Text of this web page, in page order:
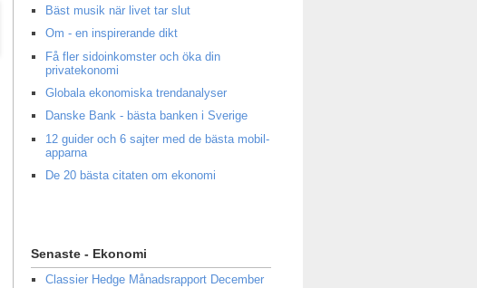
Bäst musik när livet tar slut
Om - en inspirerande dikt
Få fler sidoinkomster och öka din
privatekonomi
Globala ekonomiska trendanalyser
Danske Bank - bästa banken i Sverige
12 guider och 6 sajter med de bästa mobil-
apparna
De 20 bästa citaten om ekonomi
Senaste - Ekonomi
Classier Hedge Månadsrapport December